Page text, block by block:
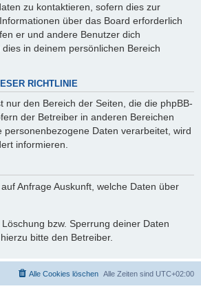
zu kontaktieren, sofern dies zur
über das Board erforderlich
er und andere Benutzer dich
in deinem persönlichen Bereich
RICHTLINIE
nur den Bereich der Seiten, die die phpBB-
der Betreiber in anderen Bereichen
personenbezogene Daten verarbeitet, wird
informieren.
Anfrage Auskunft, welche Daten über
bzw. Sperrung deiner Daten
bitte den Betreiber.
Alle Zeiten sind UTC+02:00
Alle Cookies löschen